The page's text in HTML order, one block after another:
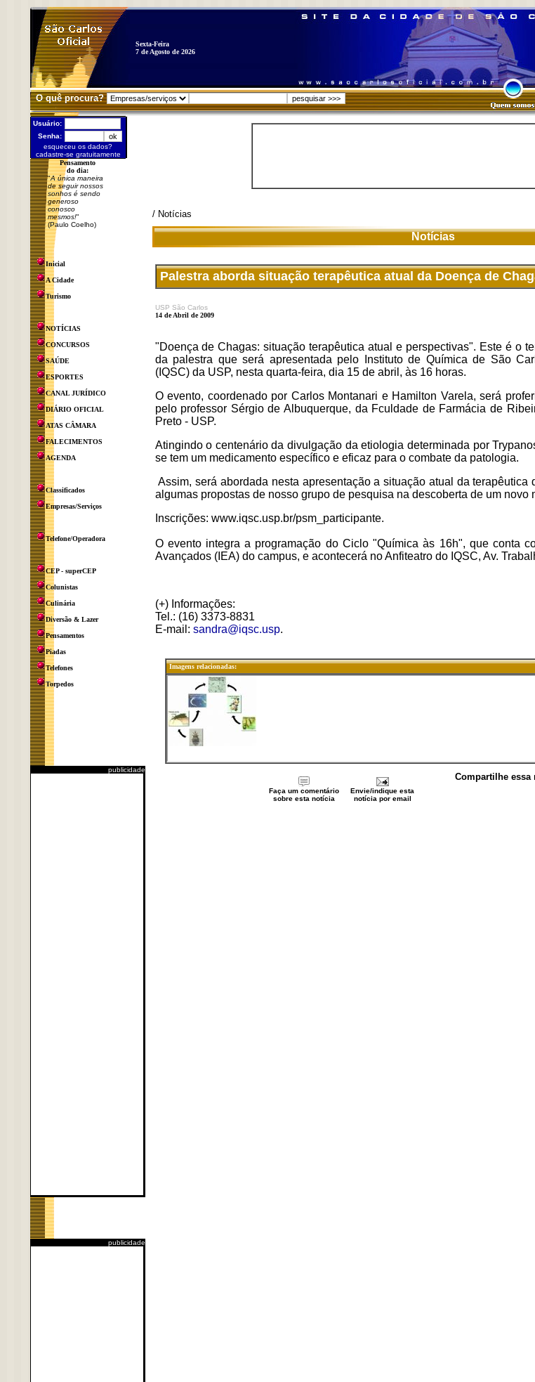
Sexta-Feira
7 de Agosto de 2026
O quê procura?
Usuário:
Senha:
esqueceu os dados?
cadastre-se gratuitamente
Pensamento
do dia:
"A única maneira
de seguir nossos
sonhos é sendo
generoso
conosco
mesmos!"
(Paulo Coelho)
Inicial
A Cidade
Turismo
NOTÍCIAS
CONCURSOS
SAÚDE
ESPORTES
CANAL JURÍDICO
DIÁRIO OFICIAL
ATAS CÂMARA
FALECIMENTOS
AGENDA
Classificados
Empresas/Serviços
Telefone/Operadora
CEP - superCEP
Colunistas
Culinária
Diversão & Lazer
Pensamentos
Piadas
Telefones
Torpedos
publicidade
publicidade
/ Notícias
Notícias
Palestra aborda situação terapêutica atual da Doença de
USP São Carlos
14 de Abril de 2009
"Doença de Chagas: situação terapêutica atual e perspectivas". Este é o
da palestra que será apresentada pelo Instituto de Química de São
(IQSC) da USP, nesta quarta-feira, dia 15 de abril, às 16 horas.
O evento, coordenado por Carlos Montanari e Hamilton Varela, será
pelo professor Sérgio de Albuquerque, da Fculdade de Farmácia de
Preto - USP.
Atingindo o centenário da divulgação da etiologia determinada por
se tem um medicamento específico e eficaz para o combate da patologia.
Assim, será abordada nesta apresentação a situação atual da terapêutica
algumas propostas de nosso grupo de pesquisa na descoberta de um novo
Inscrições: www.iqsc.usp.br/psm_participante.
O evento integra a programação do Ciclo "Química às 16h", que conta
Avançados (IEA) do campus, e acontecerá no Anfiteatro do IQSC, Av.
(+) Informações:
Tel.: (16) 3373-8831
E-mail: sandra@iqsc.usp.
Imagens relacionadas:
Compartilhe essa
Faça um comentário
sobre esta notícia
Envie/indique esta
notícia por email